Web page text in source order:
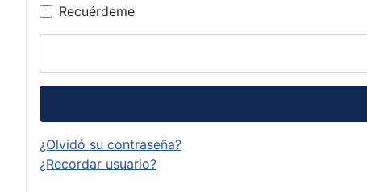
Recuérdeme
¿Olvidó su contraseña?
¿Recordar usuario?